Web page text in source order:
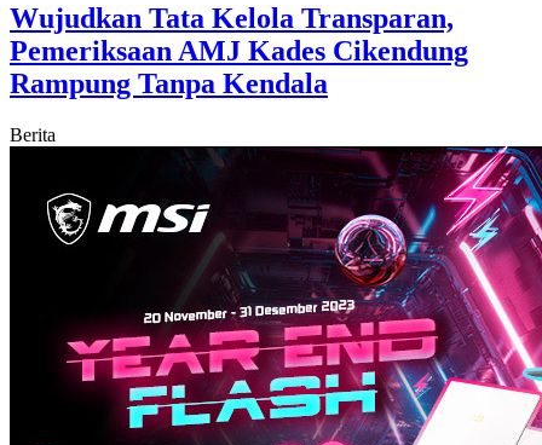
Wujudkan Tata Kelola Transparan,
Pemeriksaan AMJ Kades Cikendung
Rampung Tanpa Kendala
Berita